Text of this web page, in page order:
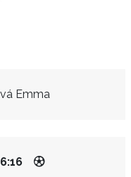
Emma